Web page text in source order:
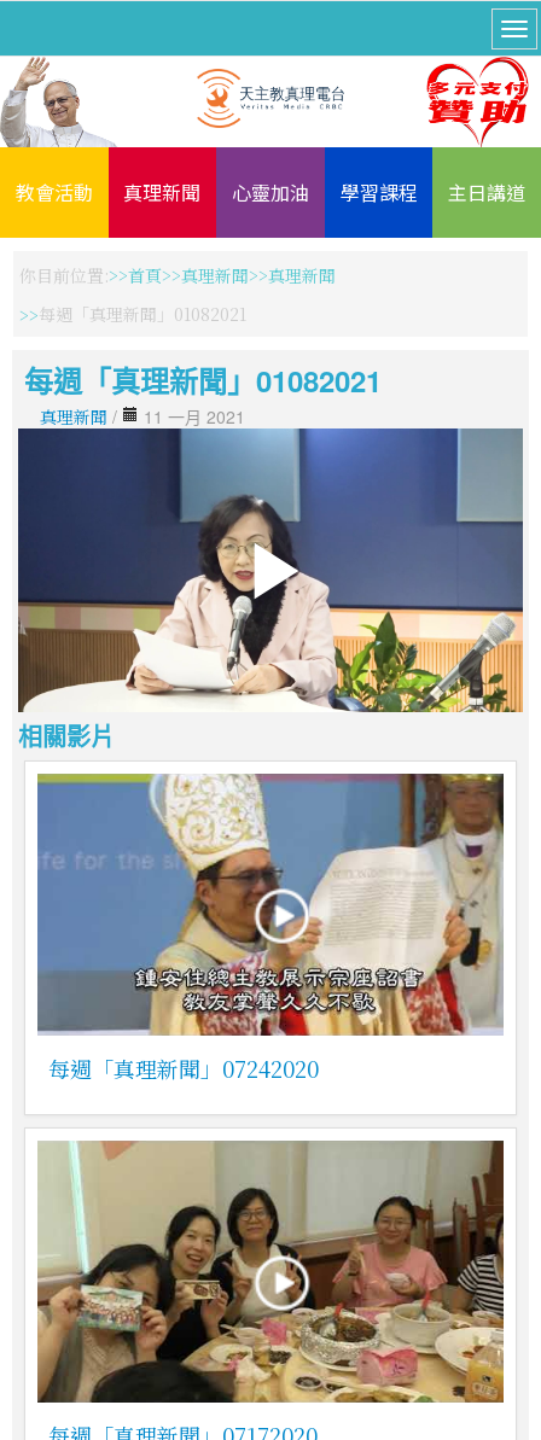
教會活動 真理新聞 心靈加油 學習課程 主日講道
你目前位置: 首頁 真理新聞
真理新聞
每週「真理新聞」01082021
每週「真理新聞」01082021
真理新聞 / 11 一月 2021
相關影片
每週「真理新聞」07242020